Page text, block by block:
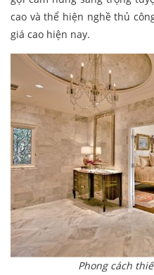
cao và thể hiện nghề thủ
giá cao hiện nay.
Phong cách